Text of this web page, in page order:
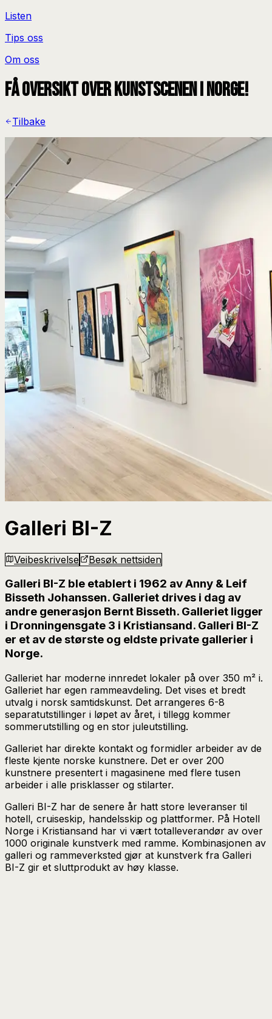
Listen
Tips oss
Om oss
Få oversikt over kunstscenen i Norge!
Tilbake
Galleri BI-Z
Veibeskrivelse Besøk nettsiden
Galleri BI-Z ble etablert i 1962 av Anny & Leif
Bisseth Johanssen. Galleriet drives i dag av
andre generasjon Bernt Bisseth. Galleriet ligger
i Dronningensgate 3 i Kristiansand. Galleri BI-Z
er et av de største og eldste private gallerier i
Norge.
Galleriet har moderne innredet lokaler på over 350 m² i.
Galleriet har egen rammeavdeling. Det vises et bredt
utvalg i norsk samtidskunst. Det arrangeres 6-8
separatutstillinger i løpet av året, i tillegg kommer
sommerutstilling og en stor juleutstilling.
Galleriet har direkte kontakt og formidler arbeider av de
fleste kjente norske kunstnere. Det er over 200
kunstnere presentert i magasinene med flere tusen
arbeider i alle prisklasser og stilarter.
Galleri BI-Z har de senere år hatt store leveranser til
hotell, cruiseskip, handelsskip og plattformer. På Hotell
Norge i Kristiansand har vi vært totalleverandør av over
1000 originale kunstverk med ramme. Kombinasjonen av
galleri og rammeverksted gjør at kunstverk fra Galleri
BI-Z gir et sluttprodukt av høy klasse.